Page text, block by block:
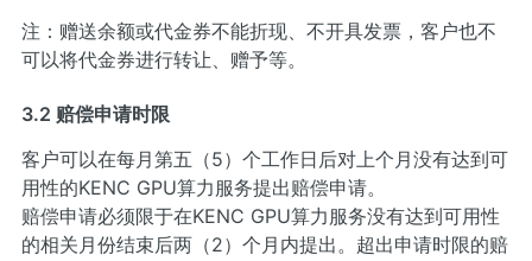
注：赠送余额或代金券不能折现、不开具发票，客户也不
可以将代金券进行转让、赠予等。
3.2 赔偿申请时限
客户可以在每月第五（5）个工作日后对上个月没有达到可
用性的KENC GPU算力服务提出赔偿申请。
赔偿申请必须限于在KENC GPU算力服务没有达到可用性
的相关月份结束后两（2）个月内提出。超出申请时限的赔